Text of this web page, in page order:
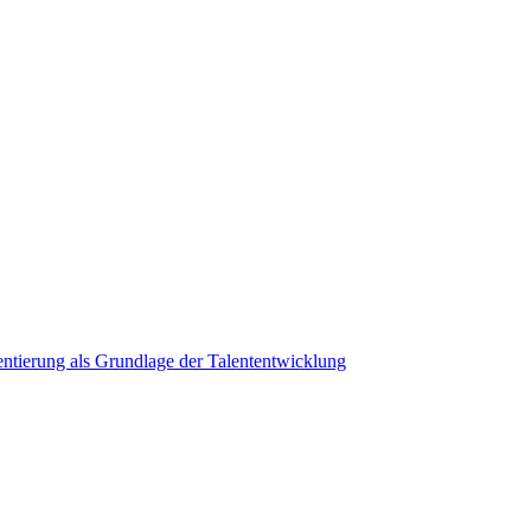
als Grundlage der Talententwicklung